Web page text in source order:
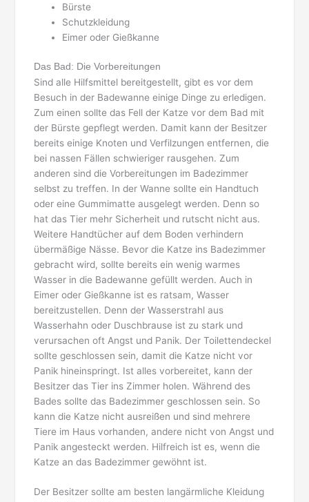
Bürste
Schutzkleidung
Eimer oder Gießkanne
Das Bad: Die Vorbereitungen
Sind alle Hilfsmittel bereitgestellt, gibt es vor dem
Besuch in der Badewanne einige Dinge zu erledigen.
Zum einen sollte das Fell der Katze vor dem Bad mit
der Bürste gepflegt werden. Damit kann der Besitzer
bereits einige Knoten und Verfilzungen entfernen, die
bei nassen Fällen schwieriger rausgehen. Zum
anderen sind die Vorbereitungen im Badezimmer
selbst zu treffen. In der Wanne sollte ein Handtuch
oder eine Gummimatte ausgelegt werden. Denn so
hat das Tier mehr Sicherheit und rutscht nicht aus.
Weitere Handtücher auf dem Boden verhindern
übermäßige Nässe. Bevor die Katze ins Badezimmer
gebracht wird, sollte bereits ein wenig warmes
Wasser in die Badewanne gefüllt werden. Auch in
Eimer oder Gießkanne ist es ratsam, Wasser
bereitzustellen. Denn der Wasserstrahl aus
Wasserhahn oder Duschbrause ist zu stark und
verursachen oft Angst und Panik. Der Toilettendeckel
sollte geschlossen sein, damit die Katze nicht vor
Panik hineinspringt. Ist alles vorbereitet, kann der
Besitzer das Tier ins Zimmer holen. Während des
Bades sollte das Badezimmer geschlossen sein. So
kann die Katze nicht ausreißen und sind mehrere
Tiere im Haus vorhanden, andere nicht von Angst und
Panik angesteckt werden. Hilfreich ist es, wenn die
Katze an das Badezimmer gewöhnt ist.
Der Besitzer sollte am besten langärmliche Kleidung